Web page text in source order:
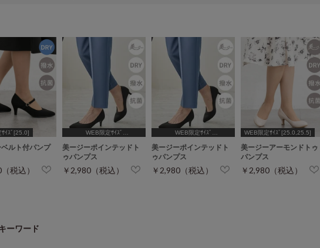
ｻｲｽﾞ[25.0]
ルト付パンプ
税込）
WEB限定ｻｲｽﾞ
美ージーポインテッドト
ゥパンプス
￥2,980（税込）
WEB限定ｻｲｽﾞ
美ージーポインテッドト
ゥパンプス
￥2,980（税込）
WEB限定ｻｲｽﾞ[25.0,25.5]
美ージーアーモンドトゥ
パンプス
￥2,980（税込）
ーワード